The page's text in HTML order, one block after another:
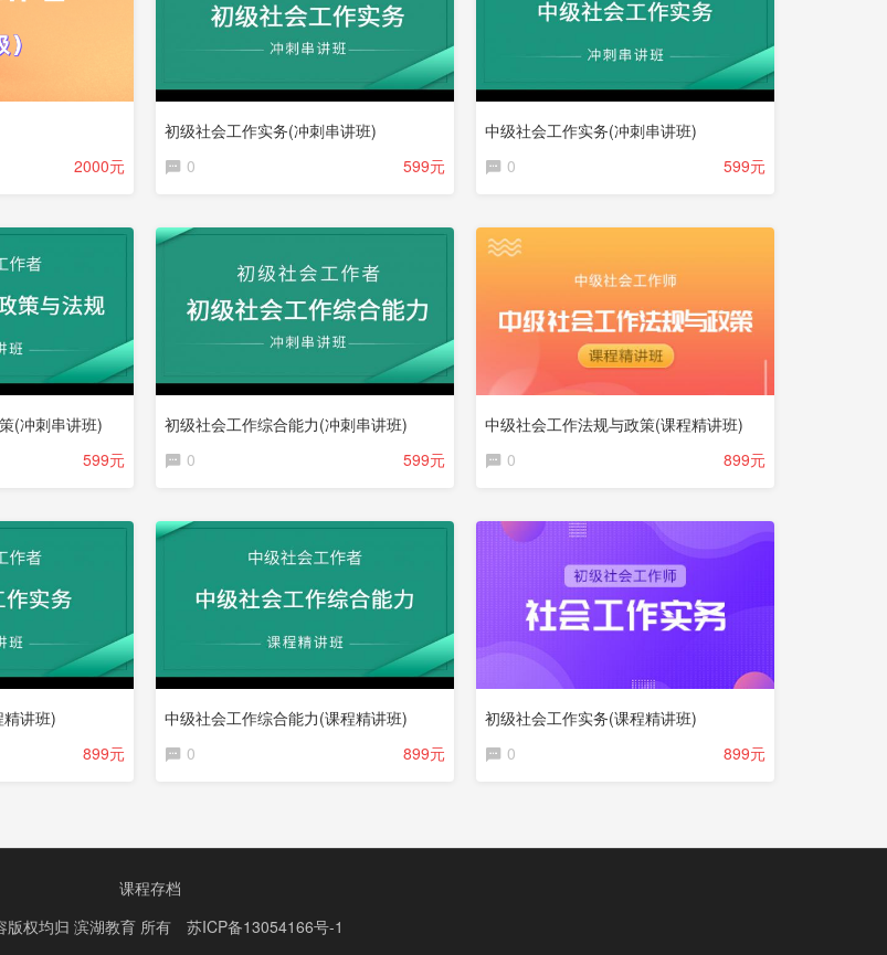
2000元
初级社会工作实务(冲刺串讲班)
0
599元
中级社会工作实务(冲刺串讲班)
0
599元
(冲刺串讲班)
599元
初级社会工作综合能力(冲刺串讲班)
0
599元
中级社会工作法规与政策(课程精讲班)
0
899元
讲班)
899元
中级社会工作综合能力(课程精讲班)
0
899元
初级社会工作实务(课程精讲班)
0
899元
课程存档
版权均归 滨湖教育 所有 苏ICP备13054166号-1